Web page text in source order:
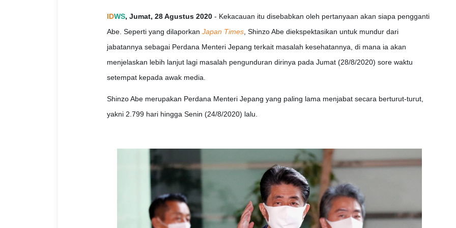
IDWS, Jumat, 28 Agustus 2020- Kekacauan itu disebabkan oleh pertanyaan akan siapa pengganti
Abe. Seperti yang dilaporkan Japan Times, Shinzo Abe diekspektasikan untuk mundur dari
jabatannya sebagai Perdana Menteri Jepang terkait masalah kesehatannya, di mana ia akan
menjelaskan lebih lanjut lagi masalah pengunduran dirinya pada Jumat (28/8/2020) sore waktu
setempat kepada awak media.
Shinzo Abe merupakan Perdana Menteri Jepang yang paling lama menjabat secara berturut-turut,
yakni 2.799 hari hingga Senin (24/8/2020) lalu.